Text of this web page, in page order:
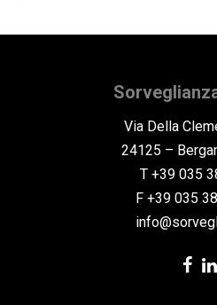
Via Della
24125 –
T +39 035
F +39 035